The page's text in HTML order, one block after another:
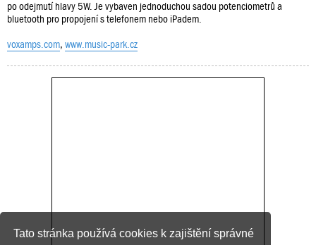
Tato stránka používá cookies k zajištění správné
po odejmutí hlavy 5W. Je vybaven jednoduchou sadou potenciometrů a
bluetooth pro propojení s telefonem nebo iPadem.
voxamps.com, www.music-park.cz